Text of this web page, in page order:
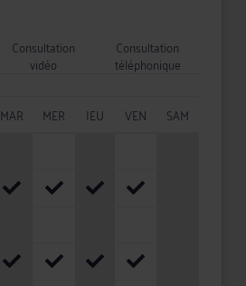
Consultation
vidéo
Consultation
téléphonique
MAR MER JEU VEN
SAM